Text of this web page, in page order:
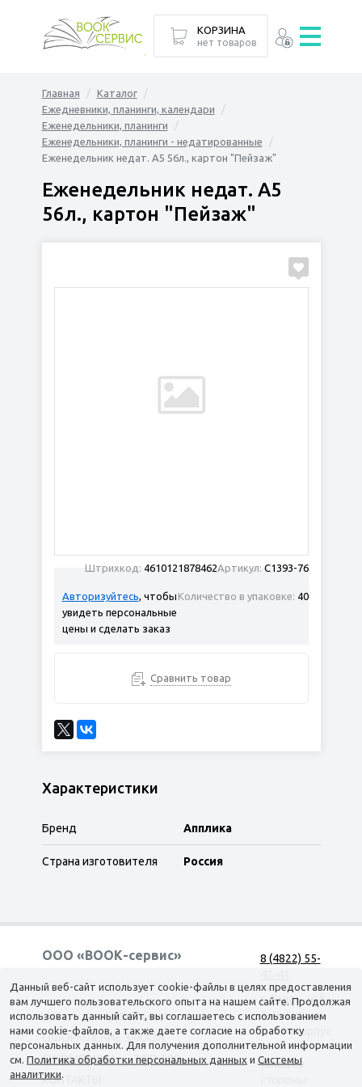
Главная
Каталог
Ежедневники, планинги, календари
Еженедельники, планинги
Еженедельники, планинги - недатированные
Еженедельник недат. А5 56л., картон "Пейзаж"
Еженедельник недат. А5
56л., картон "Пейзаж"
Артикул: С1393-76
Штрихкод: 4610121878462
Количество в упаковке: 40
Авторизуйтесь, чтобы
увидеть персональные
цены и сделать заказ
Сравнить товар
Характеристики
Бренд Апплика
Страна изготовителя Россия
КОРЗИНА
нет товаров
ООО «ВООК-сервис»
Согласие на обработку персональных данных
КАТАЛОГ
ДОСТАВКА
ОФОРМЛЕНИЕ ЗАКАЗА
О КОМПАНИИ
ТОП-500
КОНТАКТЫ
8 (4822) 55-
г. Тверь, наб.
А. Никитина,
д. 144 корпус
1
(вход со
Данный веб-сайт использует cookie-файлы в целях предоставления
вам лучшего пользовательского опыта на нашем сайте. Продолжая
использовать данный сайт, вы соглашаетесь с использованием
нами cookie-файлов, а также даете согласие на обработку
персональных данных. Для получения дополнительной информации
см. Политика обработки персональных данных и Системы
аналитики